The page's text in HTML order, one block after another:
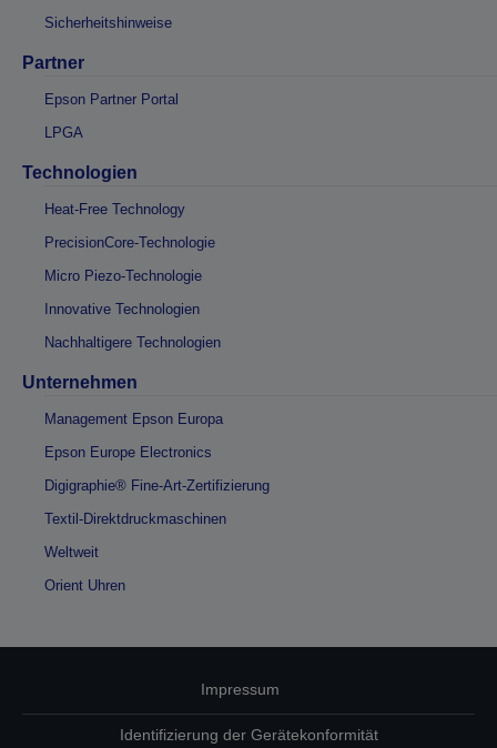
Sicherheitshinweise
Partner
Epson Partner Portal
LPGA
Technologien
Heat-Free Technology
PrecisionCore-Technologie
Micro Piezo-Technologie
Innovative Technologien
Nachhaltigere Technologien
Unternehmen
Management Epson Europa
Epson Europe Electronics
Digigraphie® Fine-Art-Zertifizierung
Textil-Direktdruckmaschinen
Weltweit
Orient Uhren
Impressum
Identifizierung der Gerätekonformität